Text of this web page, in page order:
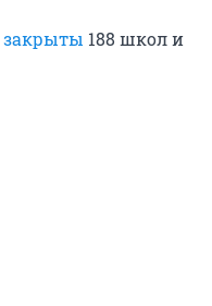
закрыты 188 школ и